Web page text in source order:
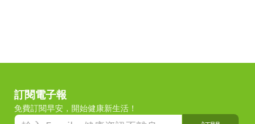
訂閱電子報
免費訂閱早安，開始健康新生活！